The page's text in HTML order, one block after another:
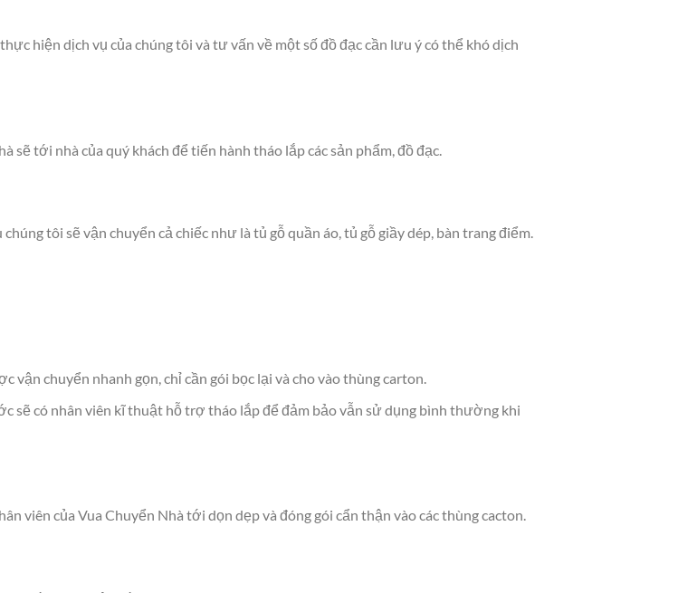
hiện dịch vụ của chúng tôi và tư vấn về một số đồ đạc cần lưu ý có thể khó dịch
sẽ tới nhà của quý khách để tiến hành tháo lắp các sản phẩm, đồ đạc.
tôi sẽ vận chuyển cả chiếc như là tủ gỗ quần áo, tủ gỗ giầy dép, bàn trang điểm.
vận chuyển nhanh gọn, chỉ cần gói bọc lại và cho vào thùng carton.
sẽ có nhân viên kĩ thuật hỗ trợ tháo lắp để đảm bảo vẫn sử dụng bình thường khi
viên của Vua Chuyển Nhà tới dọn dẹp và đóng gói cẩn thận vào các thùng cacton.